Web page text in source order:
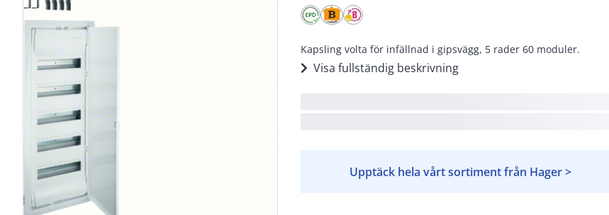
Kapsling volta för infällnad i gipsvägg, 5 rader 60 moduler.
Visa fullständig beskrivning
Upptäck hela vårt sortiment från Hager >